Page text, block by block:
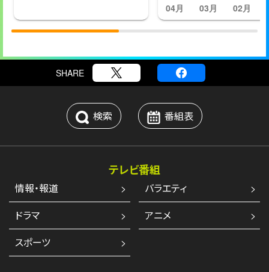
04月
03月 02月
SHARE
検索 番組表
テレビ番組
情報・報道
バラエティ
ドラマ
アニメ
スポーツ